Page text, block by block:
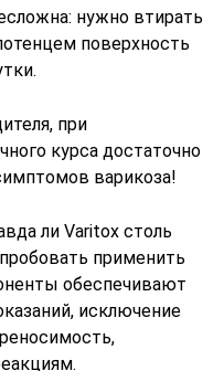
нужно втирать
поверхность
при
курса достаточно
варикоза!
ли Varitox столь
применить
обеспечивают
исключение